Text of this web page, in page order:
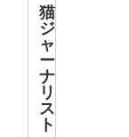
猫
ジ
ャ
ー
ナ
リ
ス
ト